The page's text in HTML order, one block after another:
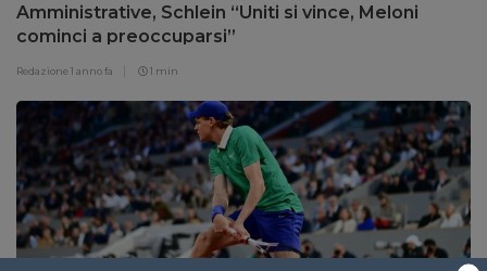
Amministrative, Schlein “Uniti si vince, Meloni
cominci a preoccuparsi”
Redazione1 anno fa 1 min